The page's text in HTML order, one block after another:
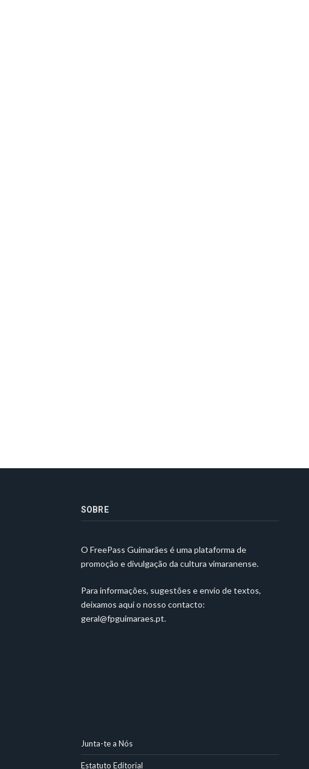
SOBRE
O FreePass Guimarães é uma plataforma de
promoção e divulgação da cultura vimaranense.
Para informações, sugestões e envio de textos,
deixamos aqui o nosso contacto:
geral@fpguimaraes.pt.
Junta-te a Nós
Estatuto Editorial